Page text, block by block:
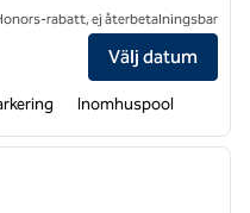
Suites Greensboro/Coliseum
rabatt, ej återbetalningsbar
Välj datum
Inomhuspool
nästa